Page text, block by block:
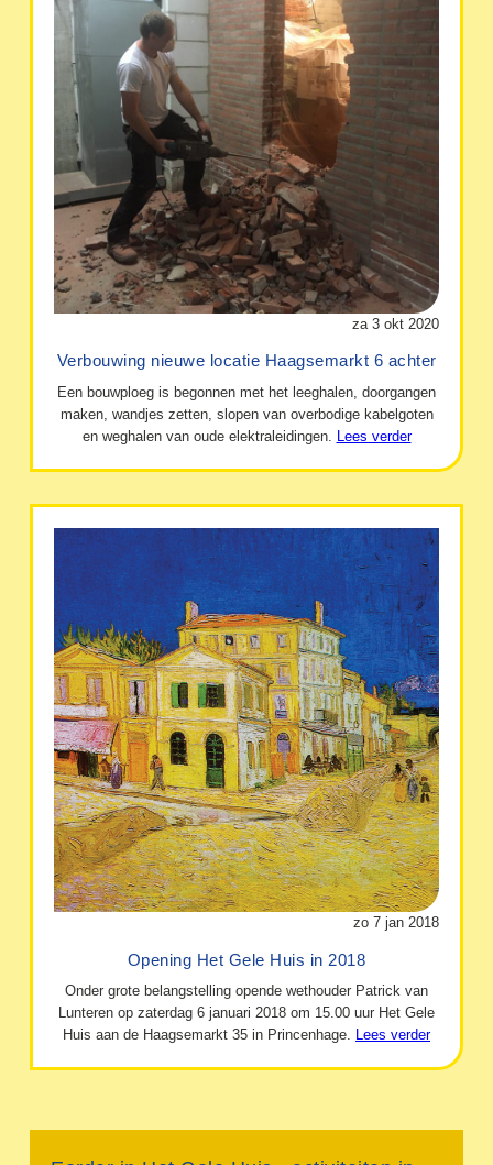
za 3 okt 2020
Verbouwing nieuwe locatie Haagsemarkt 6 achter
Een bouwploeg is begonnen met het leeghalen, doorgangen
maken, wandjes zetten, slopen van overbodige kabelgoten
en weghalen van oude elektraleidingen. Lees verder
zo 7 jan 2018
Opening Het Gele Huis in 2018
Onder grote belangstelling opende wethouder Patrick van
Lunteren op zaterdag 6 januari 2018 om 15.00 uur Het Gele
Huis aan de Haagsemarkt 35 in Princenhage. Lees verder